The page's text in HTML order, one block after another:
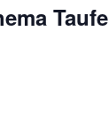
Taufe